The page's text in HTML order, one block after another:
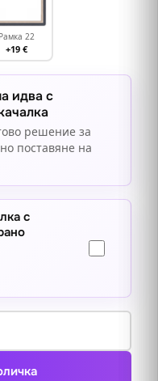
Рамка 22
+19 €
идва с
решение за
поставяне на
с